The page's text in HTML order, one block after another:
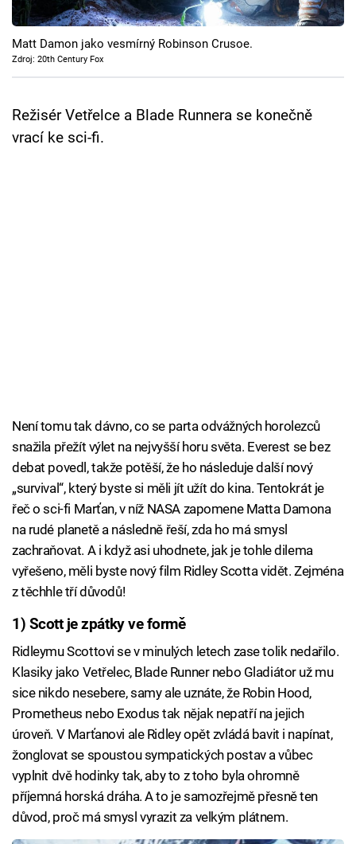
Pořady
TV Program
Matt Damon jako vesmírný Robinson Crusoe.
Zdroj: 20th Century Fox
Režisér Vetřelce a Blade Runnera se konečně
vrací ke sci-fi.
Není tomu tak dávno, co se parta odvážných horolezců
snažila přežít výlet na nejvyšší horu světa. Everest se bez
debat povedl, takže potěší, že ho následuje další nový
„survival“, který byste si měli jít užít do kina. Tentokrát je
řeč o sci-fi Marťan, v níž NASA zapomene Matta Damona
na rudé planetě a následně řeší, zda ho má smysl
zachraňovat. A i když asi uhodnete, jak je tohle dilema
vyřešeno, měli byste nový film Ridley Scotta vidět. Zejména
z těchhle tří důvodů!
1) Scott je zpátky ve formě
Ridleymu Scottovi se v minulých letech zase tolik nedařilo.
Klasiky jako Vetřelec, Blade Runner nebo Gladiátor už mu
sice nikdo nesebere, samy ale uznáte, že Robin Hood,
Prometheus nebo Exodus tak nějak nepatří na jejich
úroveň. V Marťanovi ale Ridley opět zvládá bavit i napínat,
žonglovat se spoustou sympatických postav a vůbec
vyplnit dvě hodinky tak, aby to z toho byla ohromně
příjemná horská dráha. A to je samozřejmě přesně ten
důvod, proč má smysl vyrazit za velkým plátnem.